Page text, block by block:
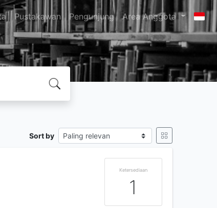
Pustakawan Pengunjung Area Anggota
Sort by
Ketersediaan
1